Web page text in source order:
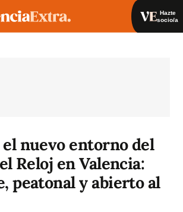
Hazte
socio/a
nuevo entorno del
Reloj en Valencia:
peatonal y abierto al